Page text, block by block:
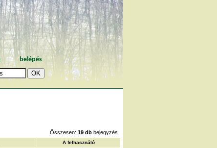
belépés
Összesen: 19 db bejegyzés.
A felhasználó